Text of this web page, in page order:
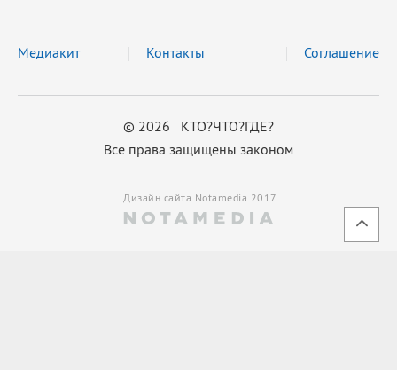
© 2026 КТО?ЧТО?ГДЕ?
Все права защищены законом
Медиакит Контакты Соглашение
Дизайн сайта Notamedia 2017